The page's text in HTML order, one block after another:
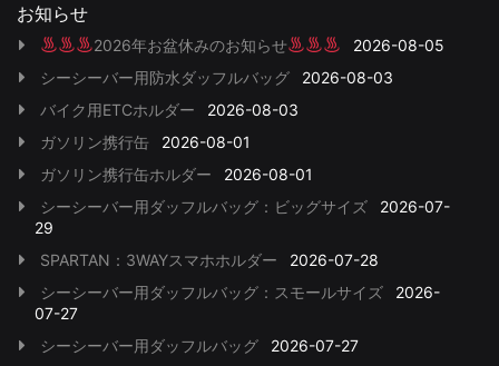
お知らせ
2026年お盆休みのお知らせ
2026-08-05
シーシーバー用防水ダッフルバッグ
2026-08-03
バイク用ETCホルダー
2026-08-03
ガソリン携行缶
2026-08-01
ガソリン携行缶ホルダー
2026-08-01
シーシーバー用ダッフルバッグ：ビッグサイズ
2026-07-
29
SPARTAN：3WAYスマホホルダー
2026-07-28
シーシーバー用ダッフルバッグ：スモールサイズ
2026-
07-27
シーシーバー用ダッフルバッグ
2026-07-27